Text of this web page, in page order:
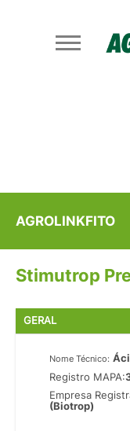
AGROLINKFITO
Stimutrop
GERAL
Nome Técnico:
Registro MAPA:
Empresa
(Biotrop)